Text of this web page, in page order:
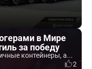
в Мире
за победу
контейнеры, а...
2